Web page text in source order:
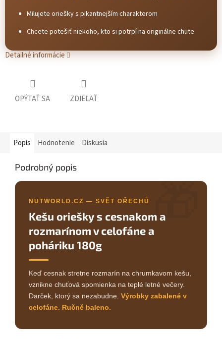
Milujete oriešky s pikantnejším charakterom
Chcete potešiť niekoho, kto si potrpí na originálne chute
Detailné informácie
OPÝTAŤ SA ZDIEĽAŤ
Popis Hodnotenie Diskusia
Podrobný popis
🎁
NUTWORLD.CZ — SVĚT OŘECHŮ
Kešu oriešky s cesnakom a
rozmarínom v celofáne a
poháriku 180g
Keď cesnak stretne rozmarín na chrumkavom kešu,
vznikne chuťová spomienka na teplé letné večery.
Darček, ktorý sa nezabudne. Výrobky zabalené v
celofáne. Ručně baleno.